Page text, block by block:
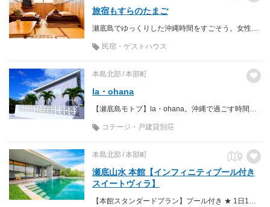
旅宿もすらのたまご
民宿・ゲストハウス
本島北部 本部町
la・ohana
コテージ・戸建貸別荘
本島北部 本部町
瀬底山水 本館【インフィニティプール付き
スイートヴィラ】